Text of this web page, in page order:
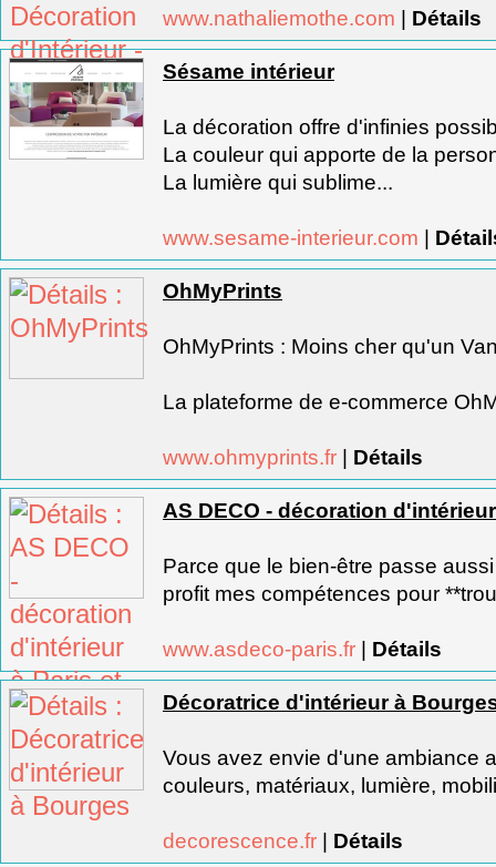
www.nathaliemothe.com | Détails
Sésame intérieur
La décoration offre d'infinies
La couleur qui apporte de la
La lumière qui sublime...
www.sesame-interieur.com |
OhMyPrints
OhMyPrints : Moins cher qu'un
La plateforme de e-commerce
www.ohmyprints.fr | Détails
AS DECO - décoration
Parce que le bien-être passe
profit mes compétences pour
www.asdeco-paris.fr | Détails
Décoratrice d'intérieur à
Vous avez envie d'une ambiance
couleurs, matériaux, lumière,
decorescence.fr | Détails